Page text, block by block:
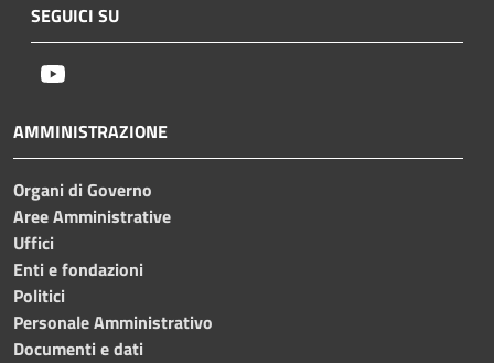
SEGUICI SU
AMMINISTRAZIONE
Organi di Governo
Aree Amministrative
Uffici
Enti e fondazioni
Politici
Personale Amministrativo
Documenti e dati